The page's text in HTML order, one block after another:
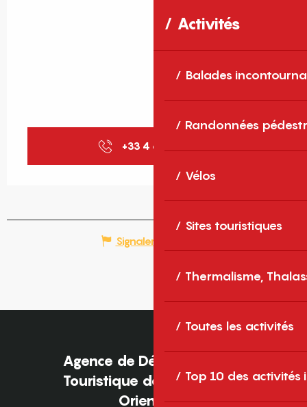
Activités
Balades
Randonnées
Vélos
Sites touristiques
Thermalisme,
Toutes les activités
Top 10 des activités
+33 4 68 30 68
Signaler une erreur
Agence de Développement
Touristique des Pyrénées-
Orientales